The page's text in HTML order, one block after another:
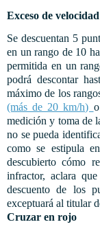
Exceso de velocidad
Se descuentan 5
en un rango de 10
permitida en un
podrá descontar
máximo de los
(más de 20 km/h)
medición y toma de
no se pueda
como se estipula
descubierto cómo
infractor, aclara
descuento de los
exceptuará al titular
Cruzar en rojo